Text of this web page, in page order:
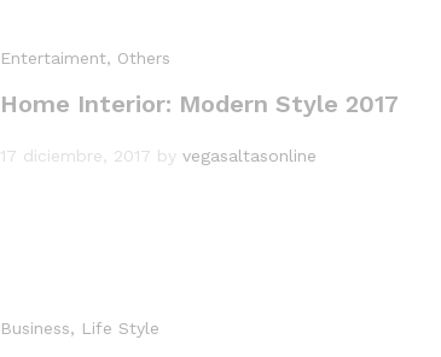
Entertaiment, Others
Home Interior: Modern Style 2017
17 diciembre, 2017 by vegasaltasonline
Business, Life Style